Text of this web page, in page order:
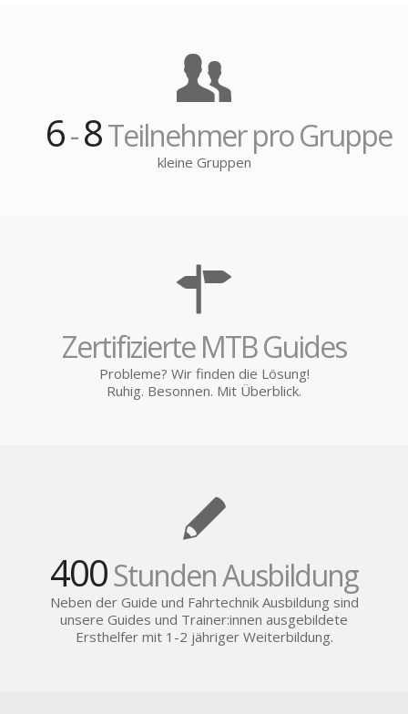
6-8Teilnehmer pro Gruppe
kleine Gruppen
Zertifizierte MTB Guides
Probleme? Wir finden die Lösung!
Ruhig. Besonnen. Mit Überblick.
400Stunden Ausbildung
Neben der Guide und Fahrtechnik Ausbildung sind
unsere Guides und Trainer:innen ausgebildete
Ersthelfer mit 1-2 jähriger Weiterbildung.